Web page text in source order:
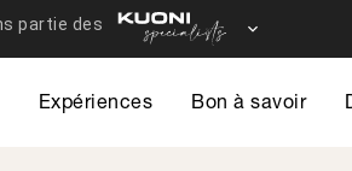
Expériences Bon à savoir